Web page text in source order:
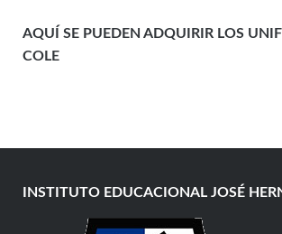
AQUÍ SE PUEDEN ADQUIRIR LOS
COLE
INSTITUTO EDUCACIONAL JOSÉ